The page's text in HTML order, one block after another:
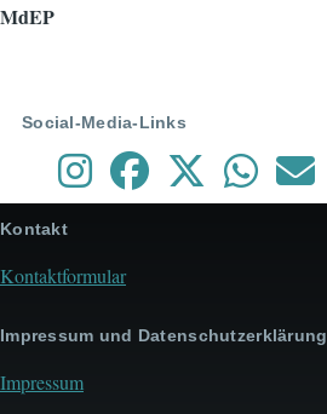
MdEP
Social-Media-Links
Kontakt
Kontaktformular
Impressum und Datenschutzerklärung
Impressum